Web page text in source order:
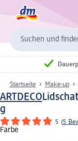
Suchen und
Startseite Make-up
ARTDECO
g
5 (5
Farbe